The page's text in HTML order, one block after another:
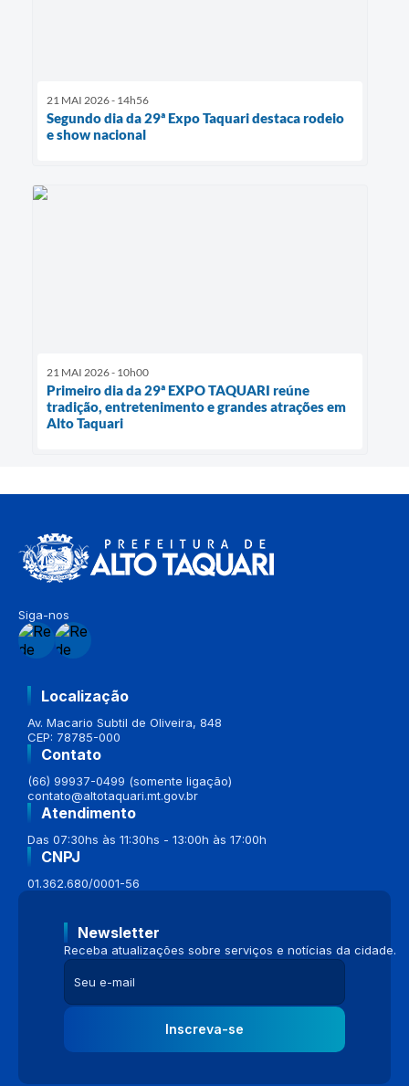
21 MAI 2026 - 14h56
Segundo dia da 29ª Expo Taquari destaca rodeio
e show nacional
21 MAI 2026 - 10h00
Primeiro dia da 29ª EXPO TAQUARI reúne
tradição, entretenimento e grandes atrações em
Alto Taquari
Siga-nos
Localização
Av. Macario Subtil de Oliveira, 848
CEP: 78785-000
Contato
(66) 99937-0499 (somente ligação)
contato@altotaquari.mt.gov.br
Atendimento
Das 07:30hs às 11:30hs - 13:00h às 17:00h
CNPJ
01.362.680/0001-56
Newsletter
Receba atualizações sobre serviços e notícias da cidade.
Inscreva-se